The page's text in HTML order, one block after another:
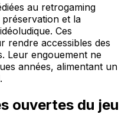
au retrogaming
et la
Ces
rendre accessibles des
Leur engouement ne
années, alimentant un
ouvertes du jeu